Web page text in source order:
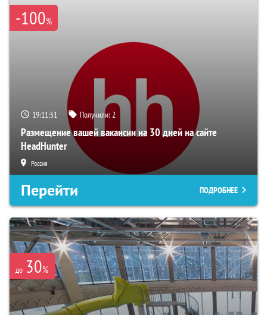
-100%
19:11:50 Получили:2
Размещение вашей вакансии на 30 дней на сайте
HeadHunter
Россия
Перейти ПОДРОБНЕЕ
до 30%